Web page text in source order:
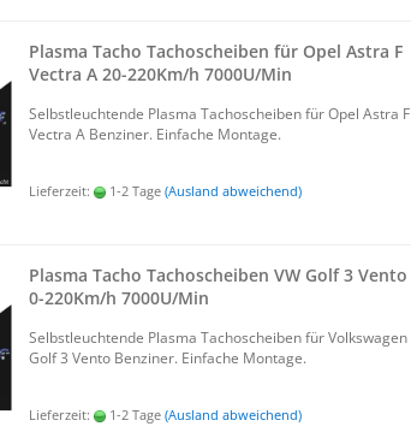
Plas­ma Tacho Ta­cho­schei­ben für Opel Astra F
Vec­tra A 20-​220Km/h 7000U/Min
Selbst­leuch­ten­de Plas­ma Ta­cho­schei­ben für Opel Astra F
Vec­tra A Ben­zi­ner. Ein­fa­che Mon­ta­ge.
Lieferzeit: 1-2 Tage (Ausland abweichend)
Plas­ma Tacho Ta­cho­schei­ben VW Golf 3 Vento
0-​220Km/h 7000U/Min
Selbst­leuch­ten­de Plas­ma Ta­cho­schei­ben für Volks­wa­gen
Golf 3 Vento Ben­zi­ner. Ein­fa­che Mon­ta­ge.
Lieferzeit: 1-2 Tage (Ausland abweichend)